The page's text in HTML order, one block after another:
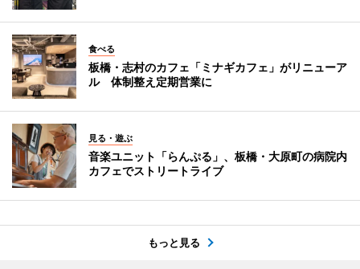
食べる
板橋・志村のカフェ「ミナギカフェ」がリニューア
ル 体制整え定期営業に
見る・遊ぶ
音楽ユニット「らんぷる」、板橋・大原町の病院内
カフェでストリートライブ
もっと見る